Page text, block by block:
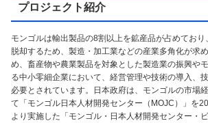
プロジェクト紹介
モンゴルは輸出製品の8割以上を鉱産品が占めており
脱却するため、製造・加工業などの産業多角化が求
め、畜産物や農業製品を対象とした製造業の振興や
る中小零細企業において、経営管理や技術の導入、
必要とされています。日本政府は、モンゴルの市場
て「モンゴル日本人材開発センター（MOJC）」を
より実施した「モンゴル・日本人材開発センター・